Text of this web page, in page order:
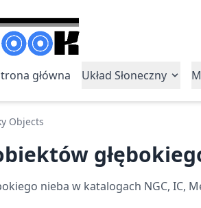
główna Układ Słoneczny
Objects
nieba w katalogach NGC, IC,